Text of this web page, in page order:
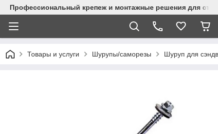
Профессиональный крепеж и монтажные решения для
Товары и услуги Шурупы/саморезы Шуруп для